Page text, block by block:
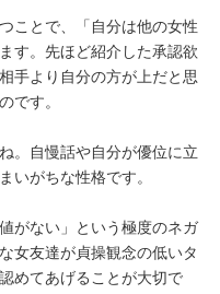
ことで、「自分は他の女性
す。先ほど紹介した承認欲
手より自分の方が上だと思
です。
。自慢話や自分が優位に立
いがちな性格です。
がない」という極度のネガ
女友達が貞操観念の低いタ
めてあげることが大切で